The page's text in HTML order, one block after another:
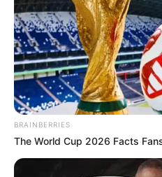
Θρήνος στη Ρόδο: «Έσβησε» ο
BRAINBERRIES
The World Cup 2026 Facts